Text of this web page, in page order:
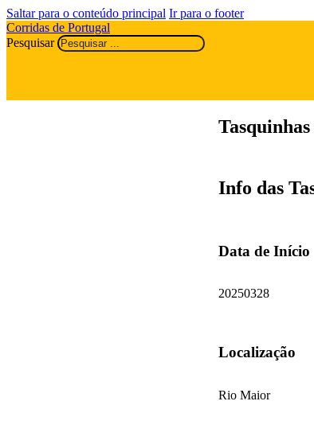
Saltar para o conteúdo principal Ir para o footer
Corridas de Portugal
Pesquisar
Info das
Data de Início
20250328
Localização
Rio Maior